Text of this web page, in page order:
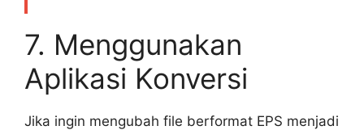
7. Menggunakan
Aplikasi Konversi
Jika ingin mengubah file berformat EPS menjadi